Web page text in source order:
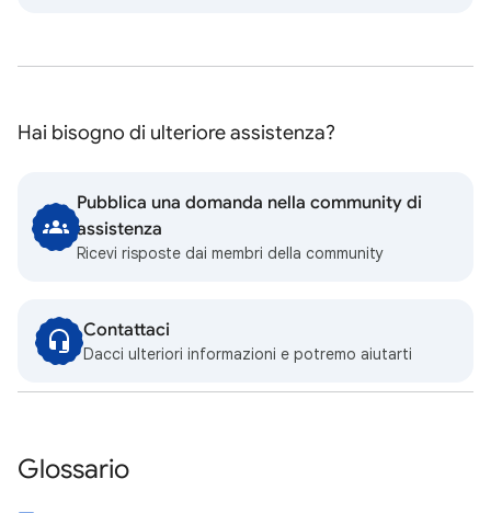
Hai bisogno di ulteriore assistenza?
Pubblica una domanda nella community di
assistenza
Ricevi risposte dai membri della community
Contattaci
Dacci ulteriori informazioni e potremo aiutarti
Glossario